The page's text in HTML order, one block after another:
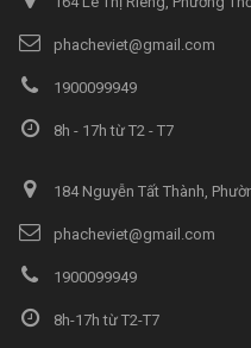
phacheviet@gmail.com
1900099949
8h - 17h từ T2 - T7
184 Nguyễn Tất Thành,
phacheviet@gmail.com
1900099949
8h-17h từ T2-T7